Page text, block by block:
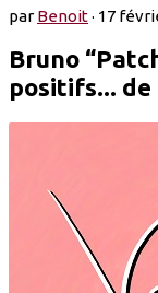
parBenoit· 17
Bruno
positifs...